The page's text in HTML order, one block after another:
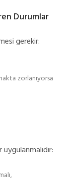
Durumlar
gerekir:
zorlanıyorsa